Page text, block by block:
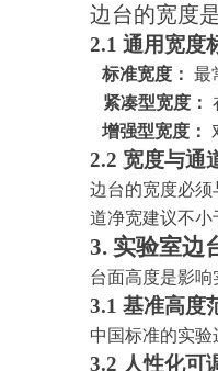
边台的宽度
2.1 通用宽度
标准宽度： 最
紧凑型宽度：
增强型宽度：
2.2 宽度与通
边台的宽度必
道净宽建议不小
3. 实验室边
台面高度是影响
3.1 基准高度
中国标准的实
3.2 人性化可